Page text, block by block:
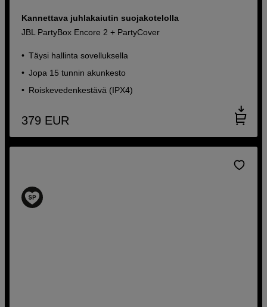
Kannettava juhlakaiutin suojakotelolla
JBL PartyBox Encore 2 + PartyCover
Täysi hallinta sovelluksella
Jopa 15 tunnin akunkesto
Roiskevedenkestävä (IPX4)
379 EUR